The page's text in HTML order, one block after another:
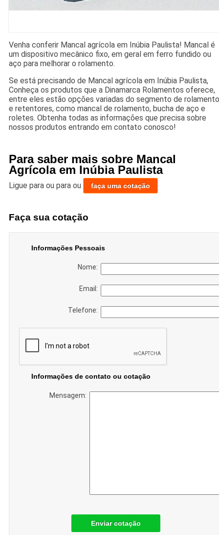
Venha conferir Mancal agrícola em Inúbia Paulista! Mancal é
um dispositivo mecânico fixo, em geral em ferro fundido ou
aço para melhorar o rolamento.
Se está precisando de Mancal agrícola em Inúbia Paulista,
Conheça os produtos que a Dinamarca Rolamentos oferece,
entre eles estão opções variadas do segmento de
e retentores, como mancal de rolamento, bucha de aço e
roletes. Obtenha todas as informações que precisa sobre
nossos produtos entrando em contato conosco!
Para saber mais sobre Mancal
Agrícola em Inúbia Paulista
Ligue para ou para ou faça uma cotação
Faça sua cotação
Informações Pessoais
Nome:
Email:
Telefone:
Informações de contato ou cotação
Mensagem:
Enviar cotação